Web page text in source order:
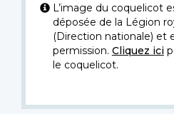
L’image du coquelicot
déposée de la Légion
(Direction nationale) et
permission. Cliquez ici
le coquelicot.